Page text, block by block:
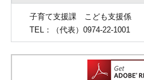
子育て支援課
こども支援係
TEL：（代表）0974-22-1001